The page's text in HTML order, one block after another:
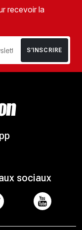
recevoir la
S’INSCRIRE
sociaux